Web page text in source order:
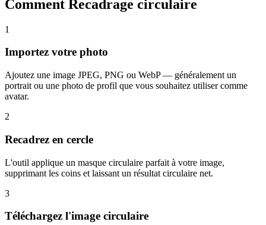
Comment Recadrage circulaire
1
Importez votre photo
Ajoutez une image JPEG, PNG ou WebP — généralement un
portrait ou une photo de profil que vous souhaitez utiliser comme
avatar.
2
Recadrez en cercle
L'outil applique un masque circulaire parfait à votre image,
supprimant les coins et laissant un résultat circulaire net.
3
Téléchargez l'image circulaire